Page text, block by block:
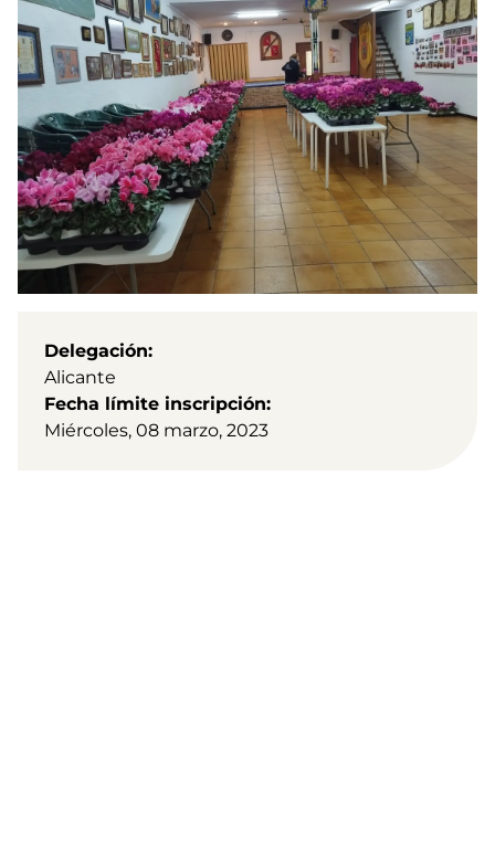
Delegación
Alicante
Fecha límite inscripción
Miércoles, 08 marzo, 2023